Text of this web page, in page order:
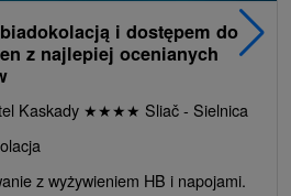
i dostępem do
z najlepiej ocenianych
Kaskady ★★★★ Sliač - Sielnica
z wyżywieniem HB i napojami.